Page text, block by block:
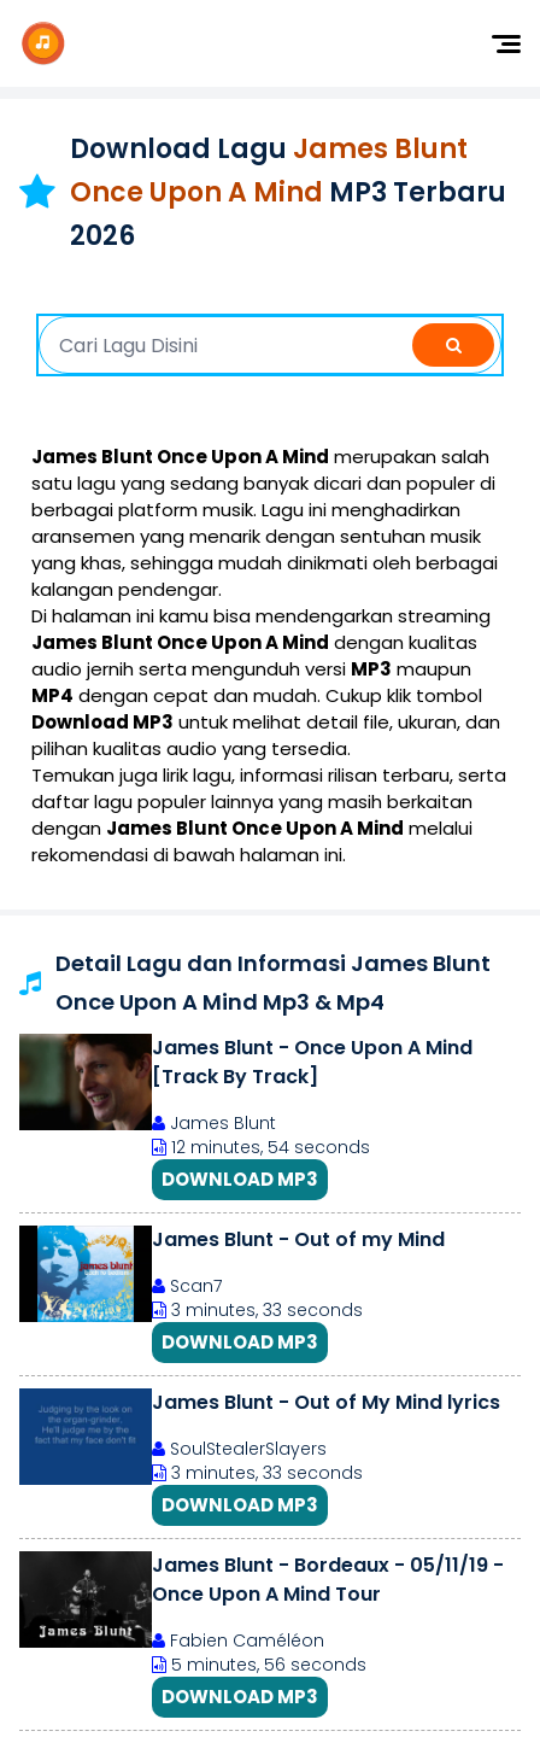
Dangdut
K-Pop
Download Lagu James Blunt
Once Upon A Mind MP3 Terbaru
2026
James Blunt Once Upon A Mind merupakan salah
satu lagu yang sedang banyak dicari dan populer di
berbagai platform musik. Lagu ini menghadirkan
aransemen yang menarik dengan sentuhan musik
yang khas, sehingga mudah dinikmati oleh berbagai
kalangan pendengar.
Di halaman ini kamu bisa mendengarkan streaming
James Blunt Once Upon A Mind dengan kualitas
audio jernih serta mengunduh versi MP3 maupun
MP4 dengan cepat dan mudah. Cukup klik tombol
Download MP3 untuk melihat detail file, ukuran, dan
pilihan kualitas audio yang tersedia.
Temukan juga lirik lagu, informasi rilisan terbaru, serta
daftar lagu populer lainnya yang masih berkaitan
dengan James Blunt Once Upon A Mind melalui
rekomendasi di bawah halaman ini.
Detail Lagu dan Informasi James Blunt
Once Upon A Mind Mp3 & Mp4
James Blunt - Once Upon A Mind
[Track By Track]
James Blunt
12 minutes, 54 seconds
DOWNLOAD MP3
James Blunt - Out of my Mind
Scan7
3 minutes, 33 seconds
DOWNLOAD MP3
James Blunt - Out of My Mind lyrics
SoulStealerSlayers
3 minutes, 33 seconds
DOWNLOAD MP3
James Blunt - Bordeaux - 05/11/19 -
Once Upon A Mind Tour
Fabien Caméléon
5 minutes, 56 seconds
DOWNLOAD MP3